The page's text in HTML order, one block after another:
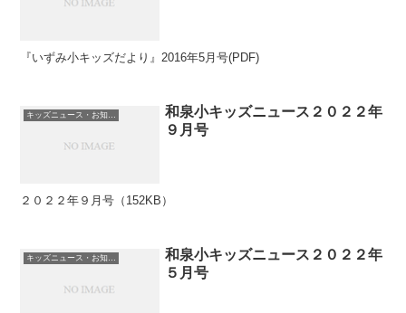
『いずみ小キッズだより』2016年5月号(PDF)
和泉小キッズニュース２０２２年
９月号
２０２２年９月号（152KB）
和泉小キッズニュース２０２２年
５月号